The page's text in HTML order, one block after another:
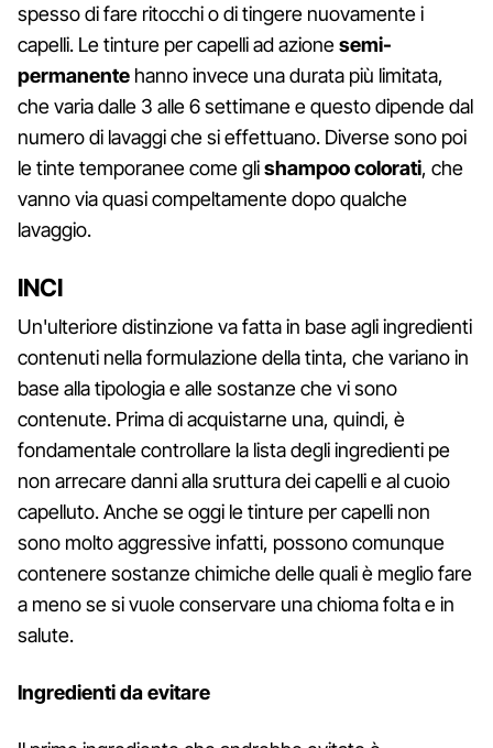
spesso di fare ritocchi o di tingere nuovamente i
capelli. Le tinture per capelli ad azionesemi-
permanente hanno invece una durata più limitata,
che varia dalle 3 alle 6 settimane e questo dipende dal
numero di lavaggi che si effettuano. Diverse sono poi
le tinte temporanee come glishampoo colorati, che
vanno via quasi compeltamente dopo qualche
lavaggio.
INCI
Un'ulteriore distinzione va fatta in base agli ingredienti
contenuti nella formulazione della tinta, che variano in
base alla tipologia e alle sostanze che vi sono
contenute. Prima di acquistarne una, quindi, è
fondamentale controllare la lista degli ingredienti pe
non arrecare danni alla sruttura dei capelli e al cuoio
capelluto. Anche se oggi le tinture per capelli non
sono molto aggressive infatti, possono comunque
contenere sostanze chimiche delle quali è meglio fare
a meno se si vuole conservare una chioma folta e in
salute.
Ingredienti da evitare